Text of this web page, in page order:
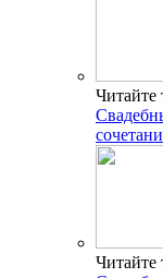
Читайте
Читайте